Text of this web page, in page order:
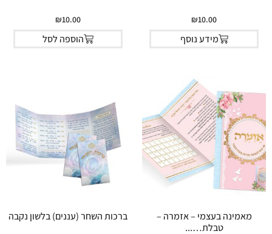
₪10.00
מידע נוסף
₪10.00
הוספה לסל
מאמינה בעצמי – אזמרה –
טבלת…...
ברכות השחר (עננים) בלשון נקבה